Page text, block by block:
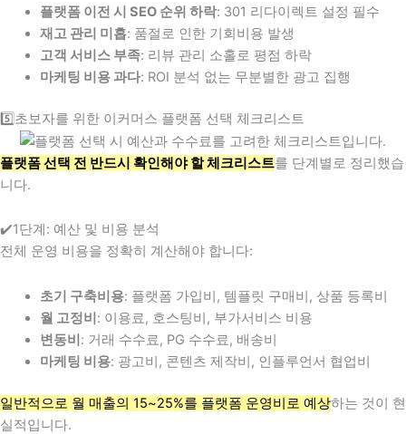
플랫폼 이전 시 SEO 순위 하락: 301 리다이렉트 설정 필수
재고 관리 미흡: 품절로 인한 기회비용 발생
고객 서비스 부족: 리뷰 관리 소홀로 평점 하락
마케팅 비용 과다: ROI 분석 없는 무분별한 광고 집행
5️⃣초보자를 위한 이커머스 플랫폼 선택 체크리스트
플랫폼 선택 전 반드시 확인해야 할 체크리스트를 단계별로 정리했습
니다.
✔️1단계: 예산 및 비용 분석
전체 운영 비용을 정확히 계산해야 합니다:
초기 구축비용: 플랫폼 가입비, 템플릿 구매비, 상품 등록비
월 고정비 : 이용료, 호스팅비, 부가서비스 비용
변동비 : 거래 수수료, PG 수수료, 배송비
마케팅 비용: 광고비, 콘텐츠 제작비, 인플루언서 협업비
일반적으로 월 매출의 15~25%를 플랫폼 운영비로 예상하는 것이 현
실적입니다.